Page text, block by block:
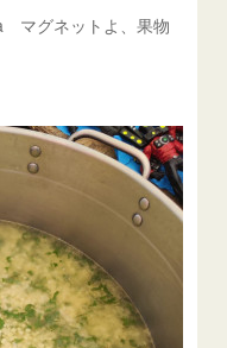
マグネットよ、果物